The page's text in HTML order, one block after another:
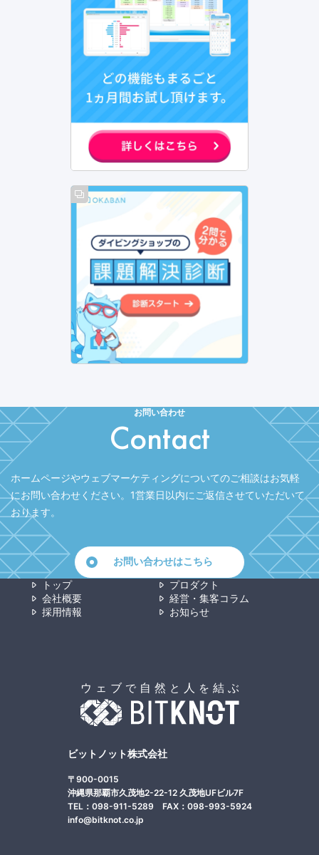
お問い合わせ
Contact
ホームページやウェブマーケティングについてのご相談はお気軽
にお問い合わせください。 1営業日以内にご返信させていただいて
おります。
お問い合わせはこちら
トップ
プロダクト
会社概要
経営・集客コラム
採用情報
お知らせ
ビットノット株式会社
〒900-0015
沖縄県那覇市久茂地2-22-12 久茂地UFビル7F
TEL：098-911-5289 FAX：098-993-5924
info@bitknot.co.jp